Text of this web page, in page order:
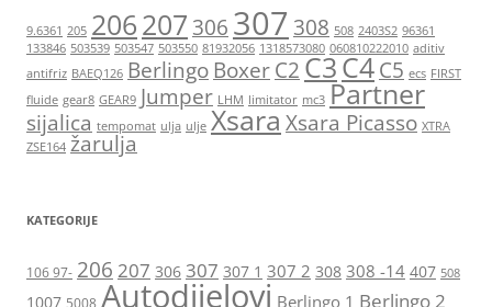
9.6361 205 206207 306 307 308 508 2403S2 96361
133846 503539 503547 503550 81932056 1318573080 060810222010 aditiv
antifriz BAEQ126 Berlingo BoxerC2 C3C4C5 ecs FIRST
fluide gear8 GEAR9 Jumper LHM limitator mc3 Partner
sijalica tempomat ulja ulje Xsara Xsara Picasso XTRA
ZSE164 žarulja
KATEGORIJE
106 97- 206 207 306 307 307 1 307 2 308 308 -14 407 508
1007 5008 Autodijelovi Berlingo 1 Berlingo 2